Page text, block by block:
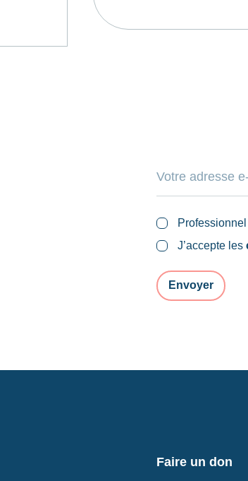
Professionnel
J’accepte les
Faire un don